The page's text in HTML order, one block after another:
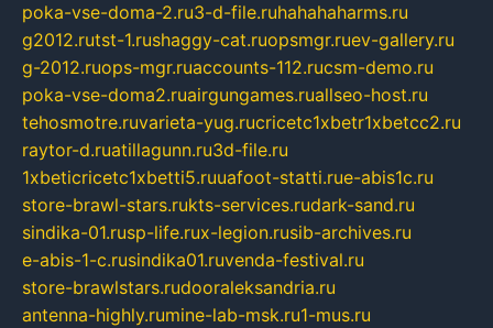
poka-vse-doma-2.ru3-d-file.ruhahahaharms.ru
g2012.rutst-1.rushaggy-cat.ruopsmgr.ruev-gallery.ru
g-2012.ruops-mgr.ruaccounts-112.rucsm-demo.ru
poka-vse-doma2.ruairgungames.ruallseo-host.ru
tehosmotre.ruvarieta-yug.rucricetc1xbetr1xbetcc2.ru
raytor-d.ruatillagunn.ru3d-file.ru
1xbeticricetc1xbetti5.ruuafoot-statti.rue-abis1c.ru
store-brawl-stars.rukts-services.rudark-sand.ru
sindika-01.rusp-life.rux-legion.rusib-archives.ru
e-abis-1-c.rusindika01.ruvenda-festival.ru
store-brawlstars.rudooraleksandria.ru
antenna-highly.rumine-lab-msk.ru1-mus.ru